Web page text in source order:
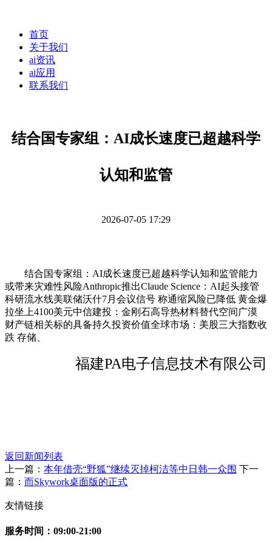
首页
关于我们
ai资讯
ai应用
联系我们
结合国专家组：AI成长速度已超越科学
认知和监管
2026-07-05 17:29
结合国专家组：AI成长速度已超越科学认知和监管能力
或带来灾难性风险Anthropic推出Claude Science：AI起头接管
科研流水线美联储沃什7月会议信号 称通缩风险已降低 黄金爆
拉坐上4100美元中信建投：金刚石高导热材料替代空间广漠
财产链相关标的具备持久投资价值全球市场：美股三大指数收
跌 存储、
福建PA电子信息技术有限公司
返回新闻列表
上一篇： 本年借壳“野狐”继续灭掉柯洁等中日韩一众围 下一
篇： 而Skywork桌面版的正式
友情链接
服务时间：09:00-21:00